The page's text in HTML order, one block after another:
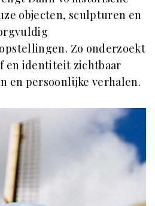
objecten, sculpturen en
Zo onderzoekt
en identiteit zichtbaar
en persoonlijke verhalen.